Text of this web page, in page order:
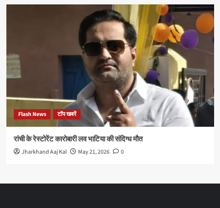
Flash News टॉप खबरें
रांची के रेस्टोरेंट कारोबारी लव भाटिया की संदिग्ध मौत
Jharkhand Aaj Kal May 21, 2026 0